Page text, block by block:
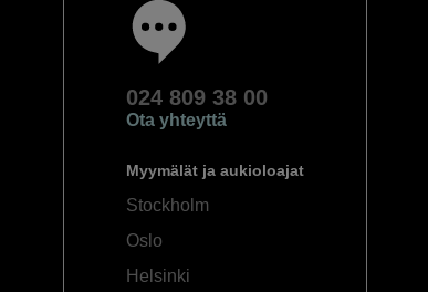
024 809 38 00
Ota yhteyttä
Myymälät ja aukioloajat
Stockholm
Oslo
Helsinki